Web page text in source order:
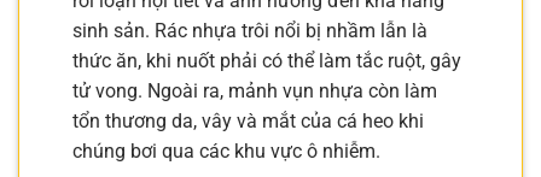
sinh sản. Rác nhựa trôi nổi bị nhầm lẫn là
thức ăn, khi nuốt phải có thể làm tắc ruột, gây
tử vong. Ngoài ra, mảnh vụn nhựa còn làm
tổn thương da, vây và mắt của cá heo khi
chúng bơi qua các khu vực ô nhiễm.